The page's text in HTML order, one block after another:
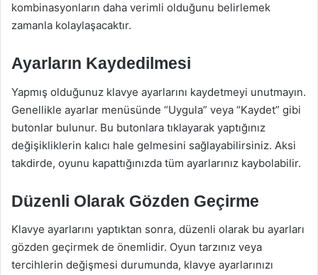
kombinasyonların daha verimli olduğunu belirlemek
zamanla kolaylaşacaktır.
Ayarların Kaydedilmesi
Yapmış olduğunuz klavye ayarlarını kaydetmeyi unutmayın.
Genellikle ayarlar menüsünde “Uygula” veya “Kaydet” gibi
butonlar bulunur. Bu butonlara tıklayarak yaptığınız
değişikliklerin kalıcı hale gelmesini sağlayabilirsiniz. Aksi
takdirde, oyunu kapattığınızda tüm ayarlarınız kaybolabilir.
Düzenli Olarak Gözden Geçirme
Klavye ayarlarını yaptıktan sonra, düzenli olarak bu ayarları
gözden geçirmek de önemlidir. Oyun tarzınız veya
tercihlerin değişmesi durumunda, klavye ayarlarınızı